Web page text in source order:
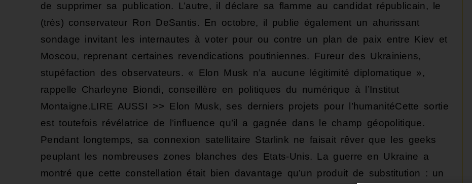
de supprimer sa publication. L’autre, il déclare sa flamme au candidat républicain, le
(très) conservateur Ron DeSantis. En octobre, il publie également un ahurissant
sondage invitant les internautes à voter pour ou contre un plan de paix entre Kiev et
Moscou, reprenant certaines revendications poutiniennes. Fureur des Ukrainiens,
stupéfaction des observateurs. « Elon Musk n’a aucune légitimité diplomatique »,
rappelle Charleyne Biondi, conseillère en politiques du numérique à l’Institut
Montaigne.LIRE AUSSI >> Elon Musk, ses derniers projets pour l’humanitéCette sortie
est toutefois révélatrice de l’influence qu’il a gagnée dans le champ géopolitique.
Pendant longtemps, sa connexion satellitaire Starlink ne faisait rêver que les geeks
peuplant les nombreuses zones blanches des Etats-Unis. La guerre en Ukraine a
montré que cette constellation était bien davantage qu’un produit de substitution : un